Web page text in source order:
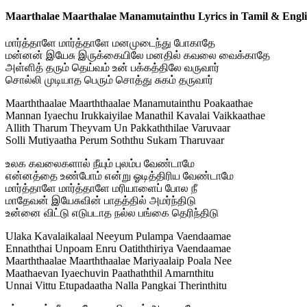
Maarthalae Maarthalae Manamutainthu Lyrics in Tamil &
மார்த்தாளே மார்த்தாளே மனமுடைந்து போகாதே
மன்னன் இயேசு இருக்கையிலே மனதில் கவலை வைக்காதே
அள்ளித் தரும் தெய்வம் உன் பக்கத்திலே வருவார்
சொல்லி முடியாத பெரும் சொத்து சுகம் தருவார்
Maarththaalae Maarththaalae Manamutainthu Poakaathae
Mannan Iyaechu Irukkaiyilae Manathil Kavalai Vaikkaathae
Allith Tharum Theyvam Un Pakkaththilae Varuvaar
Solli Mutiyaatha Perum Soththu Sukam Tharuvaar
உலக கவலைகளால் நீயும் புலம்ப வேண்டாமே
என்னத்தை உண்போம் என்று ஓடித்திரிய வேண்டாமே
மார்த்தாளே மார்த்தாளே மரியாளைப் போல நீ
மாதேவன் இயேசுவின் பாதத்தில் அமர்ந்திடு
உன்னை விட்டு எடுபடாத நல்ல பங்கை தெரிந்திடு
Ulaka Kavalaikalaal Neeyum Pulampa Vaendaamae
Ennaththai Unpoam Enru Oatiththiriya Vaendaamae
Maarththaalae Maarththaalae Mariyaalaip Poala Nee
Maathaevan Iyaechuvin Paathaththil Amarnthitu
Unnai Vittu Etupadaatha Nalla Pangkai Therinthitu